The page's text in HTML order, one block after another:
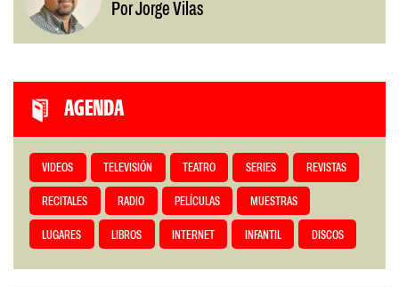
Por Jorge Vilas
AGENDA
VIDEOS TELEVISIÓN TEATRO SERIES REVISTAS
RECITALES RADIO PELÍCULAS MUESTRAS
LUGARES LIBROS INTERNET INFANTIL DISCOS